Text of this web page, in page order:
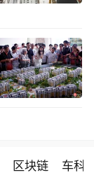
区块链 车科